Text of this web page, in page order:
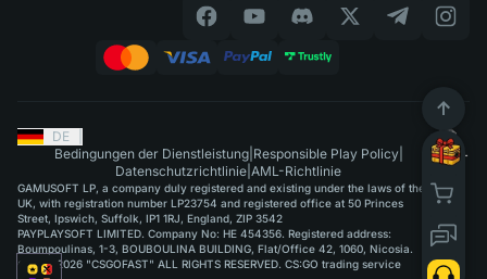
DE
Bedingungen der Dienstleistung| Responsible Play Policy|
Datenschutzrichtlinie AML-Richtlinie
GAMUSOFT LP, a company duly registered and existing under the laws of the
UK, with registration number LP23754 and registered office at 50 Princes
Street, Ipswich, Suffolk, IP1 1RJ, England, ZIP 3542
PAYPLAYSOFT LIMITED. Company No: HE 454356. Registered address:
Boumpoulinas, 1-3, BOUBOULINA BUILDING, Flat/Office 42, 1060, Nicosia.
©2015-2026 "CSGOFAST" ALL RIGHTS RESERVED. CS:GO trading service